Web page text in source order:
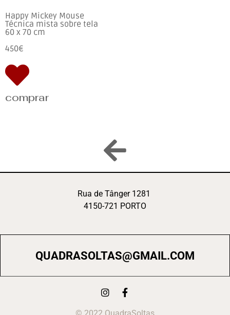
Happy Mickey Mouse
Técnica mista sobre tela
60 x 70 cm
450€
comprar
Rua de Tânger 1281
4150-721 PORTO
QUADRASOLTAS@GMAIL.COM